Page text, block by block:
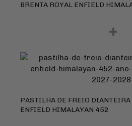
BRENTA ROYAL ENFIELD
+
PASTILHA DE FREIO DIANTEIRA
ENFIELD HIMALAYAN 452